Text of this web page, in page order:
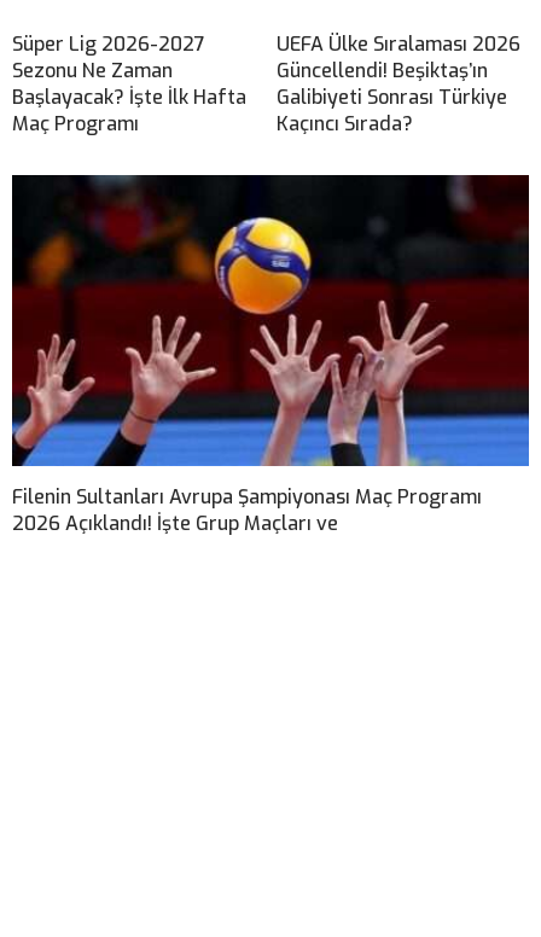
Süper Lig 2026-2027
Sezonu Ne Zaman
Başlayacak? İşte İlk Hafta
Maç Programı
UEFA Ülke Sıralaması 2026
Güncellendi! Beşiktaş’ın
Galibiyeti Sonrası Türkiye
Kaçıncı Sırada?
Filenin Sultanları Avrupa Şampiyonası Maç Programı
2026 Açıklandı! İşte Grup Maçları ve